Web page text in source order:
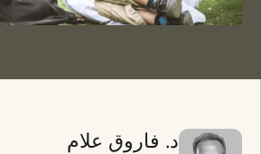
د. فاروق علام